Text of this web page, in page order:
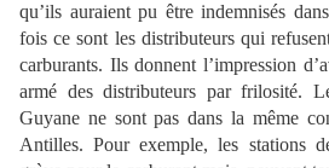
qu’ils auraient pu être indemnisés
fois ce sont les distributeurs qui
carburants. Ils donnent l’impression
armé des distributeurs par frilosité.
Guyane ne sont pas dans la même
Antilles. Pour exemple, les stations